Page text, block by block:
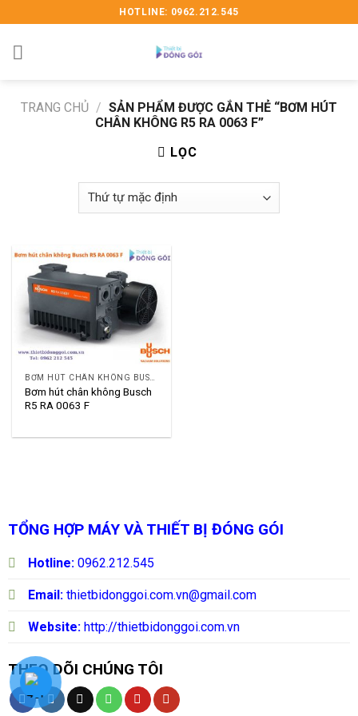
to
content
HOTLINE: 0962.212.545
TRANG CHỦ / SẢN PHẨM ĐƯỢC GẮN THẺ “BƠM HÚT
CHÂN KHÔNG R5 RA 0063 F”
LỌC
Bơm hút chân không Busch
R5 RA 0063 F
TỔNG HỢP MÁY VÀ THIẾT BỊ ĐÓNG GÓI
Hotline: 0962.212.545
Email: thietbidonggoi.com.vn@gmail.com
Website: http://thietbidonggoi.com.vn
THEO DÕI CHÚNG TÔI